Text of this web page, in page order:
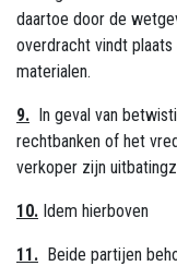
daartoe door de
overdracht vindt
materialen.
9. In geval van
rechtbanken of het
verkoper zijn
10. Idem hierboven
11. Beide partijen